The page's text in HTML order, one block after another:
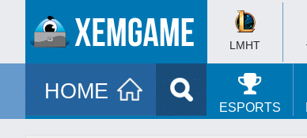
LMHT
HOME
ESPORTS